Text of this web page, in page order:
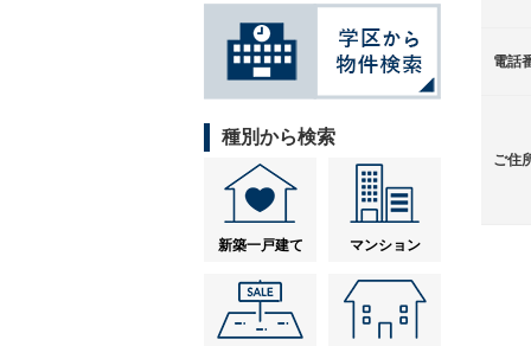
電話
ご住
種別から検索
新築一戸建て マンション